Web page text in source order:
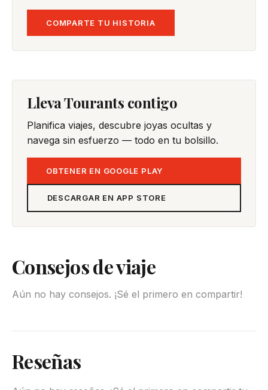
COMPARTE TU HISTORIA
Lleva Tourants contigo
Planifica viajes, descubre joyas ocultas y
navega sin esfuerzo — todo en tu bolsillo.
OBTENER EN GOOGLE PLAY
DESCARGAR EN APP STORE
Consejos de viaje
Aún no hay consejos. ¡Sé el primero en compartir!
Reseñas